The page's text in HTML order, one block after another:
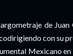
de Juan
con su
Mexicano